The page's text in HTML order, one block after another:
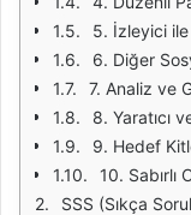
5. İzleyici
6. Diğer
7. Analiz ve
8. Yaratıcı
9. Hedef
10. Sabırlı
SSS (Sıkça